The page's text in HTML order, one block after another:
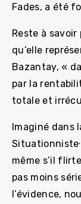
Fades, a été
Reste à savoir
qu’elle
Bazantay, «
par la
totale et
Imaginé dans
Situationniste,
même s’il
pas moins
l’évidence,